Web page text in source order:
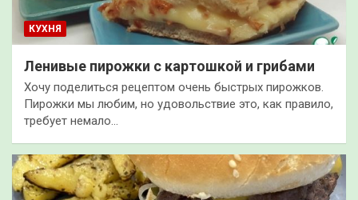
КУХНЯ
Ленивые пирожки с картошкой и грибами
Хочу поделиться рецептом очень быстрых пирожков.
Пирожки мы любим, но удовольствие это, как правило,
требует немало…